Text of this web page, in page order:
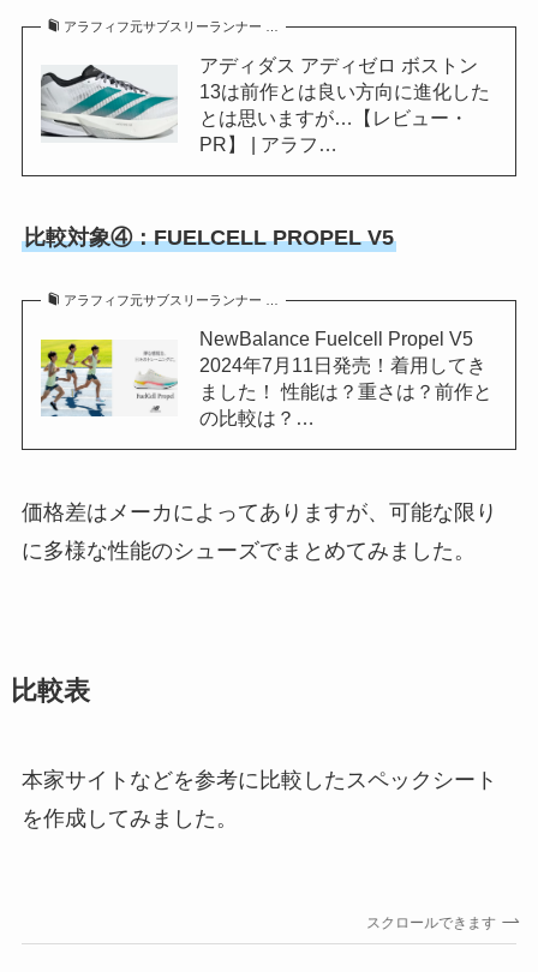
アラフィフ元サブスリーランナー …
アディダス アディゼロ ボストン
13は前作とは良い方向に進化した
とは思いますが…【レビュー・
PR】 | アラフ…
比較対象④：FUELCELL PROPEL V5
アラフィフ元サブスリーランナー …
NewBalance Fuelcell Propel V5
2024年7月11日発売！着用してき
ました！ 性能は？重さは？前作と
の比較は？…
価格差はメーカによってありますが、可能な限り
に多様な性能のシューズでまとめてみました。
比較表
本家サイトなどを参考に比較したスペックシート
を作成してみました。
スクロールできます